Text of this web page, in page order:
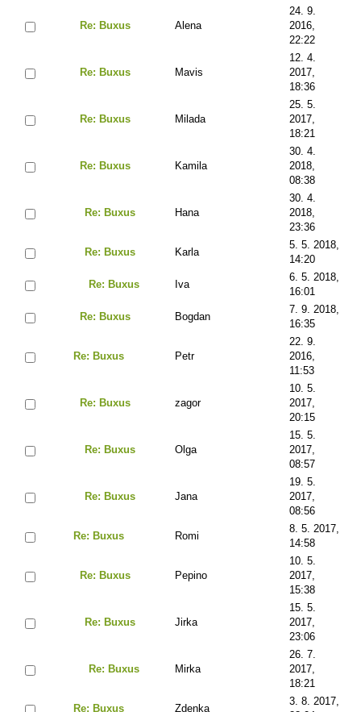
Re: Buxus Alena
24. 9.
2016,
22:22
Re: Buxus Mavis
12. 4.
2017,
18:36
Re: Buxus Milada
25. 5.
2017,
18:21
Re: Buxus Kamila
30. 4.
2018,
08:38
Re: Buxus Hana
30. 4.
2018,
23:36
Re: Buxus Karla
5. 5. 2018,
14:20
Re: Buxus Iva
6. 5. 2018,
16:01
Re: Buxus Bogdan
7. 9. 2018,
16:35
Re: Buxus Petr
22. 9.
2016,
11:53
Re: Buxus zagor
10. 5.
2017,
20:15
Re: Buxus Olga
15. 5.
2017,
08:57
Re: Buxus Jana
19. 5.
2017,
08:56
Re: Buxus Romi
8. 5. 2017,
14:58
Re: Buxus Pepino
10. 5.
2017,
15:38
Re: Buxus Jirka
15. 5.
2017,
23:06
Re: Buxus Mirka
26. 7.
2017,
18:21
Re: Buxus Zdenka
3. 8. 2017,